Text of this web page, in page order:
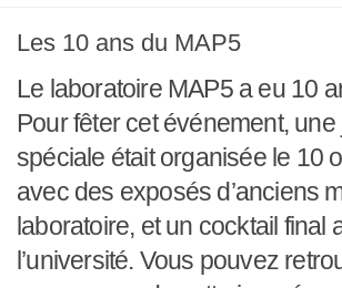
Les 10 ans du MAP5
Le laboratoire MAP5 a eu 10
Pour fêter cet événement,
spéciale était organisée le 10
avec des exposés d’anciens
laboratoire, et un cocktail final
l’université. Vous pouvez